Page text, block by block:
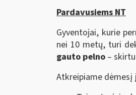
Pardavusiems NT
Gyventojai, kurie
nei 10 metų, turi
gauto pelno –
Atkreipiame